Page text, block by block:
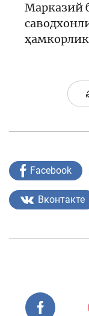
Марказий
Facebook
Вконтакте